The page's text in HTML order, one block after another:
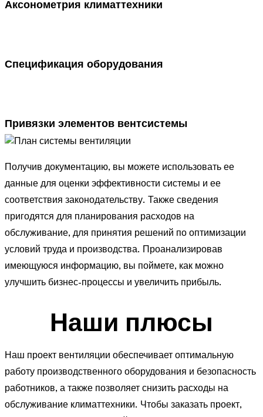
Аксонометрия климаттехники
Спецификация оборудования
Привязки элементов вентсистемы
Получив документацию, вы можете использовать ее
данные для оценки эффективности системы и ее
соответствия законодательству. Также сведения
пригодятся для планирования расходов на
обслуживание, для принятия решений по оптимизации
условий труда и производства. Проанализировав
имеющуюся информацию, вы поймете, как можно
улучшить бизнес-процессы и увеличить прибыль.
Наши плюсы
Наш проект вентиляции обеспечивает оптимальную
работу производственного оборудования и безопасность
работников, а также позволяет снизить расходы на
обслуживание климаттехники. Чтобы заказать проект,